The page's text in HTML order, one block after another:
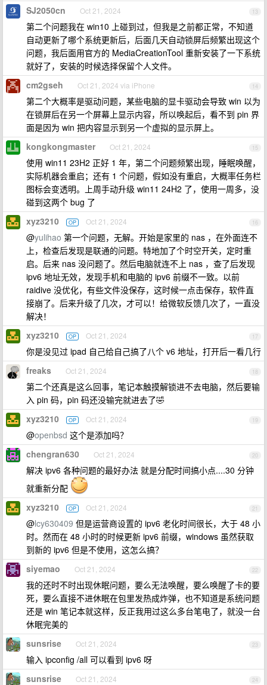
13
SJ2050cn Oct 21, 2024
第二个问题我在 win10 上碰到过，但我是之前都正常，不知道
自动更新了哪个系统更新后，后面几天自动锁屏后频繁出现这个
问题，我后面用官方的 MediaCreationTool 重新安装了一下系统
就好了，安装的时候选择保留个人文件。
14
cm2gseh Oct 21, 2024 via iPhone
第二个大概率是驱动问题，某些电脑的显卡驱动会导致 win 以为
在锁屏后在另一个屏幕上显示内容，所以唤起后，看不到 pin 界
面是因为 win 把内容显示到另一个虚拟的显示屏上。
15
kongkongmaster Oct 21, 2024
使用 win11 23H2 正好 1 年，第二个问题频繁出现，睡眠唤醒，
实际机器会重启；还有 1 个问题，假如没有重启，大概率任务栏
图标会变透明。上周手动升级 win11 24H2 了，使用一周多，没
碰到这两个 bug 了
16
xyz3210 OP Oct 21, 2024
@yulihao 第一个问题，无解。开始是家里的 nas ，在外面连不
上，检查后发现是联通的问题。特地加了个时空开关，定时重
启。后来 nas 没问题了。然后电脑就连不上 nas ，查了后发现
ipv6 地址无效，发现手机和电脑的 ipv6 前缀不一致。以前
raidive 没优化，有些文件没保存，这时候一点击保存，软件直
接崩了。后来升级了几次，才可以！给微软反馈几次了，一直没
解决！
17
xyz3210 OP Oct 21, 2024
你是没见过 ipad 自己给自己搞了八个 v6 地址，打开后一看几行
18
freaks Oct 21, 2024
第二个还真是这么回事，笔记本触摸解锁进不去电脑，然后要输
入 pin 码，pin 码还没输完就进去了🤣
19
xyz3210 OP Oct 21, 2024
@openbsd 这个是添加吗？
20
chengran630 Oct 21, 2024
解决 ipv6 各种问题的最好办法 就是分配时间搞小点....30 分钟
就重新分配
21
xyz3210 OP Oct 21, 2024
@lcy630409 但是运营商设置的 ipv6 老化时间很长，大于 48 小
时。然而在 48 小时的时候更新 ipv6 前缀，windows 虽然获取
到新的 ipv6 但是不使用，这怎么搞？
22
siyemao Oct 21, 2024
我的还时不时出现休眠问题，要么无法唤醒，要么唤醒了卡的要
死，要么直接不进休眠在包里发热成炸弹，也不知道是系统问题
还是 win 笔记本就这样，反正我用过这么多台笔电了，就没一台
休眠完美的
23
sunsrise Oct 21, 2024
输入 ipconfig /all 可以看到 ipv6 呀
24
sunsrise Oct 21, 2024